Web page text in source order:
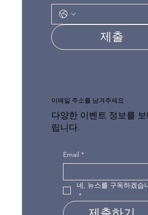
이메일 주소를 남겨주세요
다양한 이벤트 정보를
립니다.
Email *
네, 뉴스를 구독하겠습
*
제출